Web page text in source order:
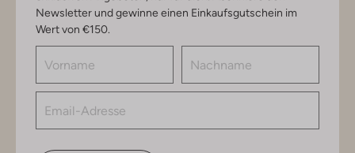
Newsletter und gewinne einen Einkaufsgutschein im
Wert von €150.